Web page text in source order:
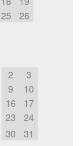
25
26
2
3
9
10
16
17
23
24
30 31